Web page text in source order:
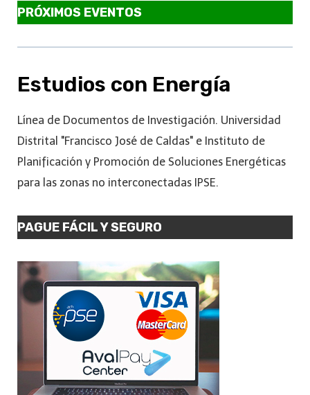
PRÓXIMOS EVENTOS
Estudios con Energía
Línea de Documentos de Investigación. Universidad
Distrital "Francisco José de Caldas" e Instituto de
Planificación y Promoción de Soluciones Energéticas
para las zonas no interconectadas IPSE.
PAGUE FÁCIL Y SEGURO